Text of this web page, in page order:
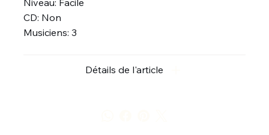
CD: Non
Musiciens: 3
Détails de l'article